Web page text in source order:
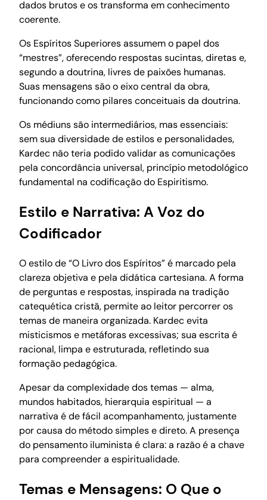
dados brutos e os transforma em conhecimento
coerente.
Os Espíritos Superiores assumem o papel dos
“mestres”, oferecendo respostas sucintas, diretas e,
segundo a doutrina, livres de paixões humanas.
Suas mensagens são o eixo central da obra,
funcionando como pilares conceituais da doutrina.
Os médiuns são intermediários, mas essenciais:
sem sua diversidade de estilos e personalidades,
Kardec não teria podido validar as comunicações
pela concordância universal, princípio metodológico
fundamental na codificação do Espiritismo.
Estilo e Narrativa: A Voz do
Codificador
O estilo de “O Livro dos Espíritos” é marcado pela
clareza objetiva e pela didática cartesiana. A forma
de perguntas e respostas, inspirada na tradição
catequética cristã, permite ao leitor percorrer os
temas de maneira organizada. Kardec evita
misticismos e metáforas excessivas; sua escrita é
racional, limpa e estruturada, refletindo sua
formação pedagógica.
Apesar da complexidade dos temas — alma,
mundos habitados, hierarquia espiritual — a
narrativa é de fácil acompanhamento, justamente
por causa do método simples e direto. A presença
do pensamento iluminista é clara: a razão é a chave
para compreender a espiritualidade.
Temas e Mensagens: O Que o